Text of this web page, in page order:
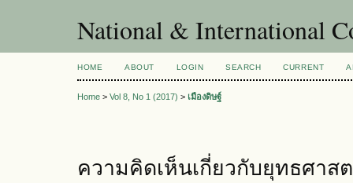
National & International
HOME ABOUT LOGIN SEARCH CURRENT
Home > Vol 8, No 1 (2017) > เมืองดิษฐ์
ความคิดเห็นเกี่ยวกับยุทธศา